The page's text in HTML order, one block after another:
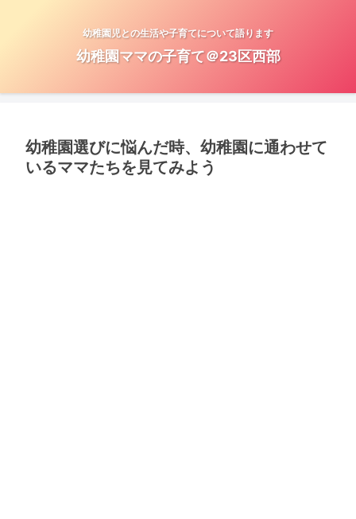
幼稚園児との生活や子育てについて語ります
幼稚園ママの子育て＠23区西部
幼稚園選びに悩んだ時、幼稚園に通わせて
いるママたちを見てみよう